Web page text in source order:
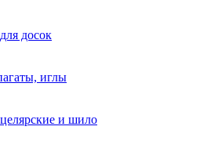
досок
иглы
и шило